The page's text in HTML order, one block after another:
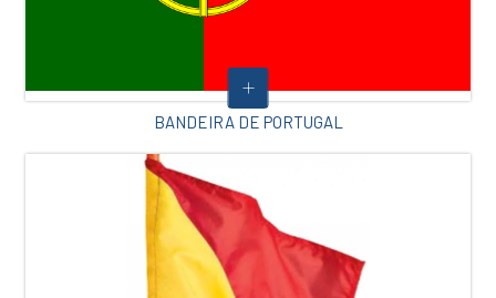
BANDEIRA DE PORTUGAL